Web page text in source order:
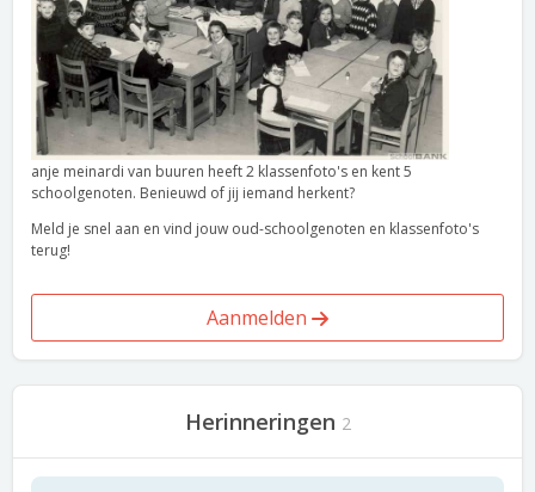
anje meinardi van buuren heeft 2 klassenfoto's en kent 5
schoolgenoten. Benieuwd of jij iemand herkent?
Meld je snel aan en vind jouw oud-schoolgenoten en klassenfoto's
terug!
Aanmelden
Herinneringen 2